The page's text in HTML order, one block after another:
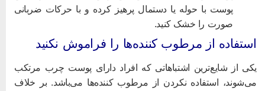
پوست با حوله یا دستمال پرهیز کرده و با حرکات ضربانی
صورت را خشک کنید.
از مرطوب کننده‌ها را فراموش نکنید
از شایع‌ترین اشتباهاتی که افراد دارای پوست چرب مرتکب
استفاده نکردن از مرطوب کننده‌ها می‌باشد. بر خلاف